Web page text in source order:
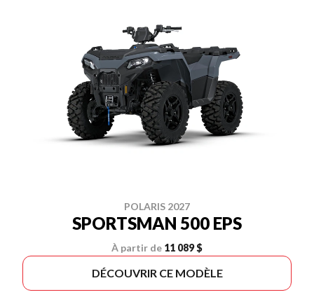
POLARIS 2027
SPORTSMAN 500 EPS
À partir de 11 089 $
DÉCOUVRIR CE MODÈLE